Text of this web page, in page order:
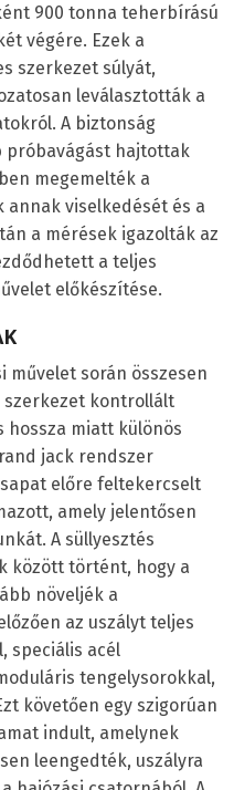
900 tonna teherbírású
végére. Ezek a
szerkezet súlyát,
leválasztották a
A biztonság
próbavágást hajtottak
megemelték a
viselkedését és a
a mérések igazolták az
a teljes
előkészítése.
művelet során összesen
kontrollált
hossza miatt különös
jack rendszer
előre feltekercselt
amely jelentősen
A süllyesztés
között történt, hogy a
növeljék a
az uszályt teljes
speciális acél
tengelysorokkal,
követően egy szigorúan
indult, amelynek
leengedték, uszályra